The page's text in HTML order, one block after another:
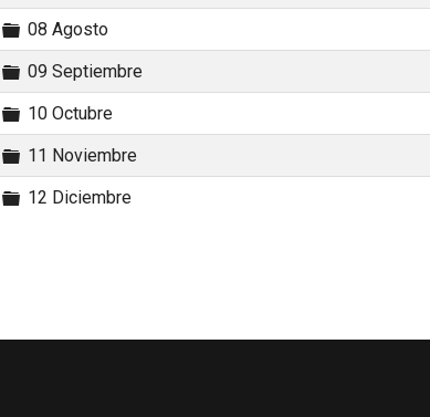
Carpeta
08 Agosto
Carpeta
09 Septiembre
Carpeta
10 Octubre
Carpeta
11 Noviembre
Carpeta
12 Diciembre